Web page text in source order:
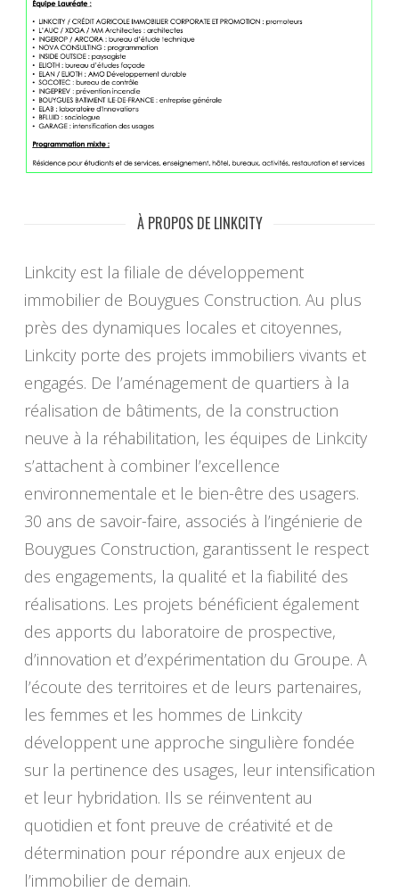
À PROPOS DE LINKCITY
Linkcity est la filiale de développement
immobilier de Bouygues Construction. Au plus
près des dynamiques locales et citoyennes,
Linkcity porte des projets immobiliers vivants et
engagés. De l’aménagement de quartiers à la
réalisation de bâtiments, de la construction
neuve à la réhabilitation, les équipes de Linkcity
s’attachent à combiner l’excellence
environnementale et le bien-être des usagers.
30 ans de savoir-faire, associés à l’ingénierie de
Bouygues Construction, garantissent le respect
des engagements, la qualité et la fiabilité des
réalisations. Les projets bénéficient également
des apports du laboratoire de prospective,
d’innovation et d’expérimentation du Groupe. A
l’écoute des territoires et de leurs partenaires,
les femmes et les hommes de Linkcity
développent une approche singulière fondée
sur la pertinence des usages, leur intensification
et leur hybridation. Ils se réinventent au
quotidien et font preuve de créativité et de
détermination pour répondre aux enjeux de
l’immobilier de demain.